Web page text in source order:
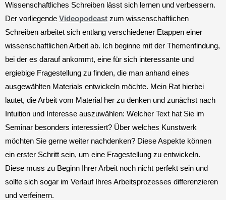
Wissenschaftliches Schreiben lässt sich lernen und verbessern.
Der vorliegende Videopodcast zum wissenschaftlichen
Schreiben arbeitet sich entlang verschiedener Etappen einer
wissenschaftlichen Arbeit ab. Ich beginne mit der Themenfindung,
bei der es darauf ankommt, eine für sich interessante und
ergiebige Fragestellung zu finden, die man anhand eines
ausgewählten Materials entwickeln möchte. Mein Rat hierbei
lautet, die Arbeit vom Material her zu denken und zunächst nach
Intuition und Interesse auszuwählen: Welcher Text hat Sie im
Seminar besonders interessiert? Über welches Kunstwerk
möchten Sie gerne weiter nachdenken? Diese Aspekte können
ein erster Schritt sein, um eine Fragestellung zu entwickeln.
Diese muss zu Beginn Ihrer Arbeit noch nicht perfekt sein und
sollte sich sogar im Verlauf Ihres Arbeitsprozesses differenzieren
und verfeinern.